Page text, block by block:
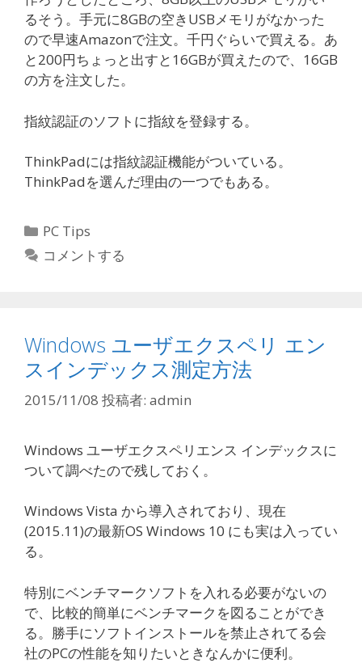
るそう。手元に8GBの空きUSBメモリがなかった
ので早速Amazonで注文。千円ぐらいで買える。あ
と200円ちょっと出すと16GBが買えたので、16GB
の方を注文した。
指紋認証のソフトに指紋を登録する。
ThinkPadには指紋認証機能がついている。
ThinkPadを選んだ理由の一つでもある。
カ
テ
PC Tips
コメントする
Windows ユーザエクスペリ エン
スインデックス測定方法
2015/11/08 投稿者: admin
Windows ユーザエクスペリエンス インデックスに
ついて調べたので残しておく。
Windows Vista から導入されており、現在
(2015.11)の最新OS Windows 10 にも実は入ってい
る。
特別にベンチマークソフトを入れる必要がないの
で、比較的簡単にベンチマークを図ることができ
る。勝手にソフトインストールを禁止されてる会
社のPCの性能を知りたいときなんかに便利。